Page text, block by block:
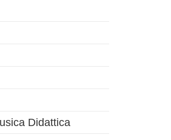
Didattica